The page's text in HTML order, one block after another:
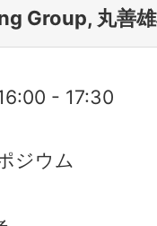
Group, 丸善
- 17:30
ジウム